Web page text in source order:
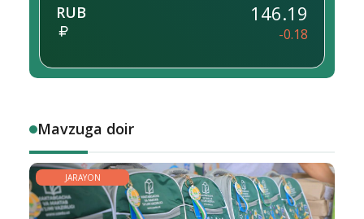
RUB 146.19
-0.18
Mavzuga doir
JARAYON